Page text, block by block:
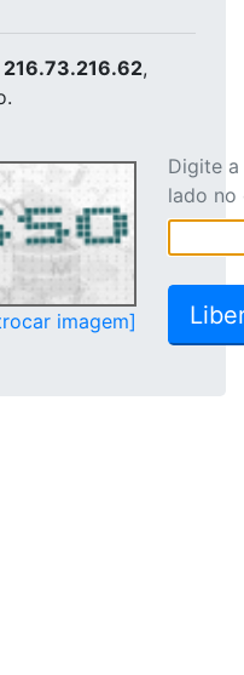
216.73.216.62,
imagem]
Digite
lado no